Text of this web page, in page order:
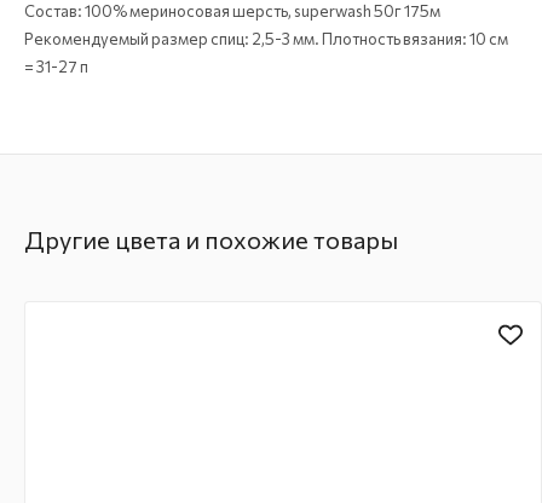
Состав: 100% мериносовая шерсть, superwash 50г 175м
Рекомендуемый размер спиц: 2,5-3 мм. Плотность вязания: 10 см
= 31-27 п
Другие цвета и похожие товары